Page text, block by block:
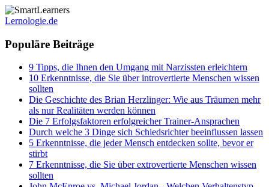
Lernologie.de
Populäre Beiträge
9 Tipps, die Ihnen den Umgang mit Narzissten erleichtern
10 Erkenntnisse, die Sie über introvertierte Menschen wissen
sollten
Die Geschichte des Brian Herzlinger: Wie aus Träumen mehr
als nur Realitäten werden können
Die 7 Erfolgsfaktoren erfolgreicher Trainer-Ansprachen
Durch welche 3 Dinge sich Schiedsrichter beeinflussen lassen
5 Erkenntnisse, die jeder Mensch entdecken sollte, bevor er
stirbt
7 Erkenntnisse, die Sie über extrovertierte Menschen wissen
sollten